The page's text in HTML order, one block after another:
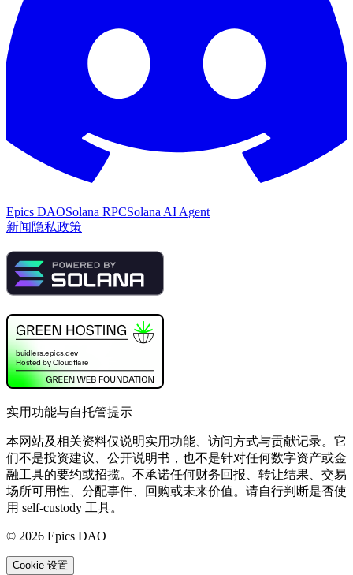
Epics DAOSolana RPCSolana AI Agent
新闻 隐私政策
实用功能与自托管提示
本网站及相关资料仅说明实用功能、访问方式与贡献记录。它
们不是投资建议、公开说明书，也不是针对任何数字资产或金
融工具的要约或招揽。不承诺任何财务回报、转让结果、交易
场所可用性、分配事件、回购或未来价值。请自行判断是否使
用 self-custody 工具。
© 2026 Epics DAO
Cookie 设置